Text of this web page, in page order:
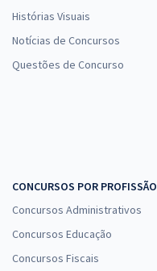
Histórias Visuais
Notícias de Concursos
Questões de Concurso
CONCURSOS POR PROFISSÃO
Concursos Administrativos
Concursos Educação
Concursos Fiscais